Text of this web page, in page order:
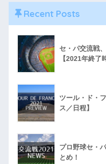
Recent Posts
セ・パ交流戦
【2021年終了
ツール・ド・
ス／日程】
プロ野球セ・
とめ！